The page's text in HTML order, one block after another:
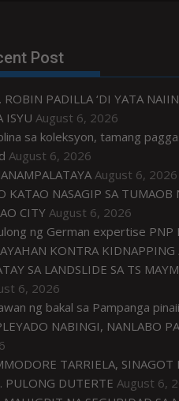
Post
ROBIN PADILLA ‘DI YATA
ISYU August 6, 2026
sa koleksyon, tamang
August 6, 2026
August 6, 2026
KATAO NASAGIP SA TUMAOB
CITY August 6, 2026
ng German expertise PNP
KONTRA KIDNAPPING
SA LANDSLIDE SA TS
6, 2026
ng bakal sa Pampanga
NABINGI, NANLABO
TARRIELA, SINAGOT
PULONG DUTERTE August 6,